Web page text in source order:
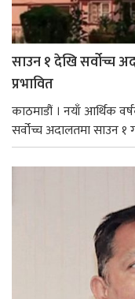
साउन १ देखि सर्वोच्च
प्रभावित
काठमाडौं । नयाँ आर्थिक
सर्वोच्च अदालतमा साउन